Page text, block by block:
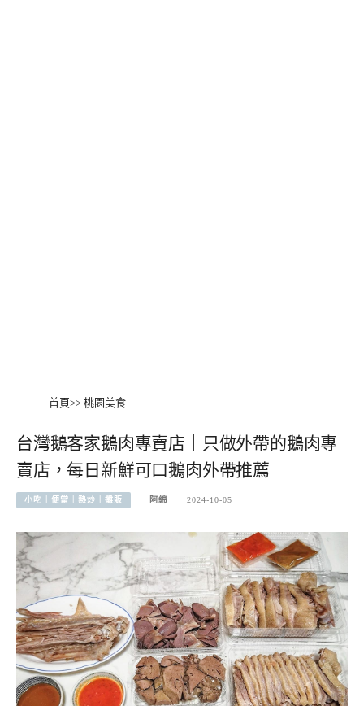
首頁>> 桃園美食
台灣鵝客家鵝肉專賣店｜只做外帶的鵝肉專
賣店，每日新鮮可口鵝肉外帶推薦
小吃︱便當︱熱炒︱攤販 阿綿 2024-10-05